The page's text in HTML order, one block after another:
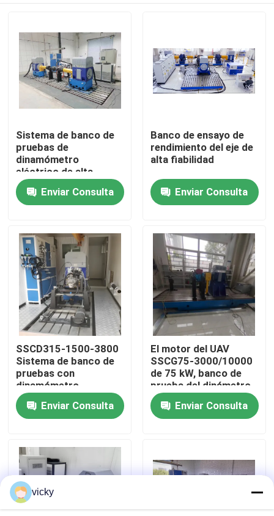
Inicio
Productos
Sobre nosotros
Visita a la fábrica
Control de calidad
Contáctenos
Noticias
Dinamómetro del esfuerzo de torsión
Dinamómetro de alta velocidad
Sistema de banco de
pruebas de
dinamómetro
eléctrico de alta
fiabilidad
Enviar Consulta
Banco de ensayo de
rendimiento del eje de
alta fiabilidad
Enviar Consulta
SSCD315-1500-3800
Sistema de banco de
pruebas con
dinamómetro
eléctrico para motor
diésel de 315kW
Enviar Consulta
El motor del UAV
SSCG75-3000/10000
de 75 kW, banco de
prueba del dinámetro
eléctrico
Enviar Consulta
vicky